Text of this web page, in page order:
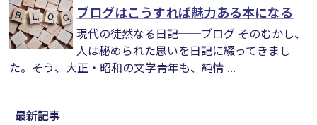
ブログはこうすれば魅力ある本になる
現代の徒然なる日記──ブログ そのむかし、
人は秘められた思いを日記に綴ってきまし
た。そう、大正・昭和の文学青年も、純情 ...
最新記事